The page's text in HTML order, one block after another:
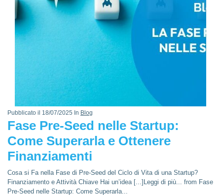
Pubblicato il 18/07/2025 In Blog
Fase Pre-Seed nelle Startup:
Come Superarla e Ottenere
Finanziamenti
Cosa si Fa nella Fase di Pre-Seed del Ciclo di Vita di una Startup?
Finanziamento e Attività Chiave Hai un’idea [...]Leggi di più... from Fase
Pre-Seed nelle Startup: Come Superarla...